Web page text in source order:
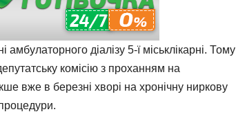
діалізу 5-ї міськлікарні. Тому
комісію з проханням на
вже в березні хворі на хронічну ниркову